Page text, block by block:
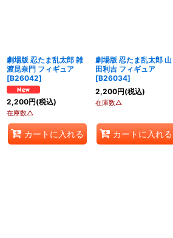
劇場版 忍たま乱太郎 雑
渡昆奈門 フィギュア
[B26042]
2,200円(税込)
在庫数△
カートに入れる
劇場版 忍たま乱太郎 山
田利吉 フィギュア
[B26034]
2,200円(税込)
在庫数△
カートに入れる